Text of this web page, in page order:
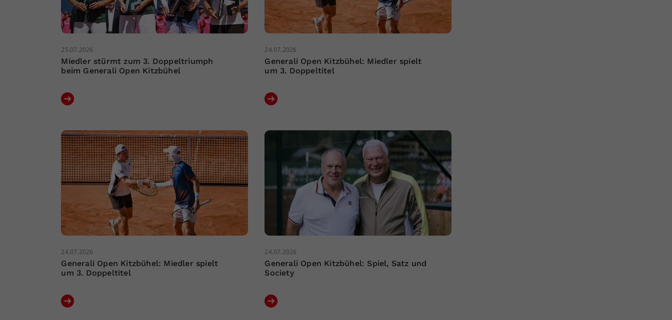
25.07.2026
Miedler stürmt zum 3. Doppeltriumph
beim Generali Open Kitzbühel
24.07.2026
Generali Open Kitzbühel: Miedler spielt
um 3. Doppeltitel
24.07.2026
Generali Open Kitzbühel: Miedler spielt
um 3. Doppeltitel
24.07.2026
Generali Open Kitzbühel: Spiel, Satz und
Society